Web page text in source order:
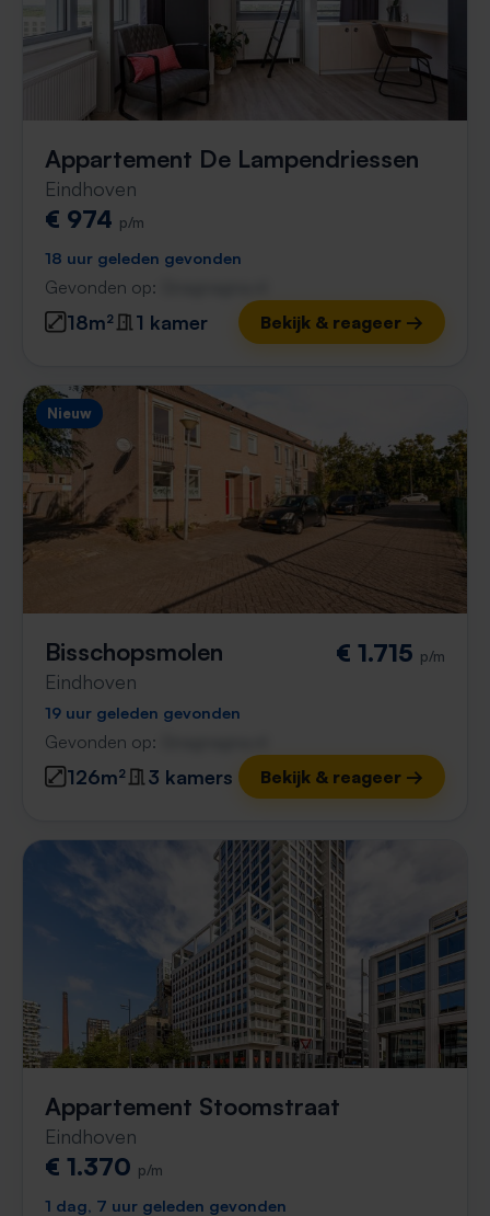
Appartement De Lampendriessen
Eindhoven
€ 974 p/m
18 uur geleden gevonden
Gevonden op:
18m² 1 kamer Bekijk & reageer →
Nieuw
Bisschopsmolen
Eindhoven
€ 1.715 p/m
19 uur geleden gevonden
Gevonden op:
126m² 3 kamers Bekijk & reageer →
Appartement Stoomstraat
Eindhoven
€ 1.370 p/m
1 dag, 7 uur geleden gevonden